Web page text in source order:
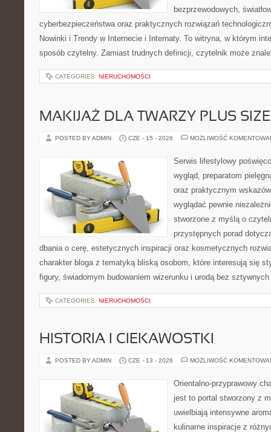
bezprzewodowych,
cyberbezpieczeństwa oraz praktycznych rozwiązań
Nowinki i Trendy w Internecie i Internaty. To witryna, w którym
sposób czytelny. Zamiast trudnych definicji, czytelnik może
CATEGORIES: NIERUCHOMOŚCI
MAKIJAŻ DLA TWARZY PLUS SIZE
POSTED BY ADMIN CZE - 15 - 2026 MOŻLIWOŚĆ
Serwis lifestylowy
wygląd, preparatom
oraz praktycznym
wyglądać pewnie
stworzone z myślą o
przystępnych porad
dbania o cerę, estetycznych inspiracji oraz kosmetycznych
charakter bloga z tematyką bliską osobom, które interesują się
figury, świadomym budowaniem wizerunku i urodą bez
CATEGORIES: NIERUCHOMOŚCI
HISTORIA I CIEKAWOSTKI
POSTED BY ADMIN CZE - 13 - 2026 MOŻLIWOŚĆ
Orientalno-przyprawowy
jest to portal stworzony z
uwielbiają intensywne
kulinarne inspiracje z